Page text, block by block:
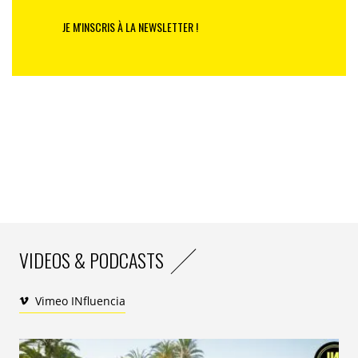
quantité. Les ONG sont nombreuses à pointer du doigt
les deux moyens annoncés pour atteindre
biocarburants et de carburants de synthèse, qui
à l’état gazeux, produits à partir d’électricité
JE M'INSCRIS À LA NEWSLETTER !
VIDEOS & PODCASTS
Vimeo INfluencia